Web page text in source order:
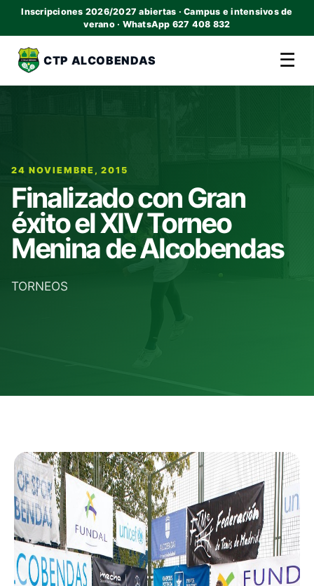
Inscripciones 2026/2027 abiertas · Campus e intensivos de
verano · WhatsApp 627 408 832
CTP ALCOBENDAS ☰
24 NOVIEMBRE, 2015
Finalizado con Gran
éxito el XIV Torneo
Menina de Alcobendas
TORNEOS